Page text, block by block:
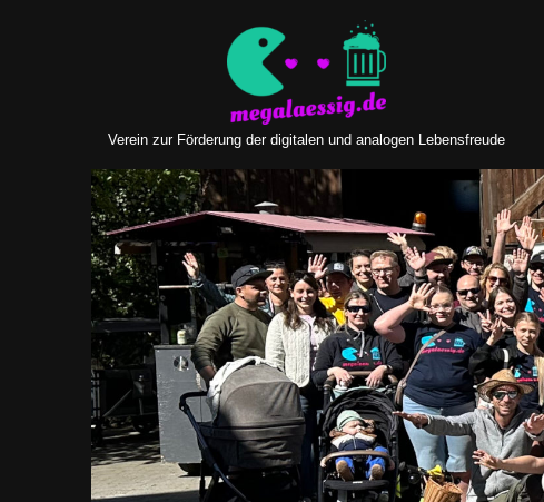
Verein zur Förderung der digitalen und analogen Lebensfreude